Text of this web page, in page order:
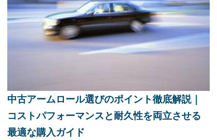
中古アームロール選びのポイント徹底解説｜
コストパフォーマンスと耐久性を両立させる
最適な購入ガイド